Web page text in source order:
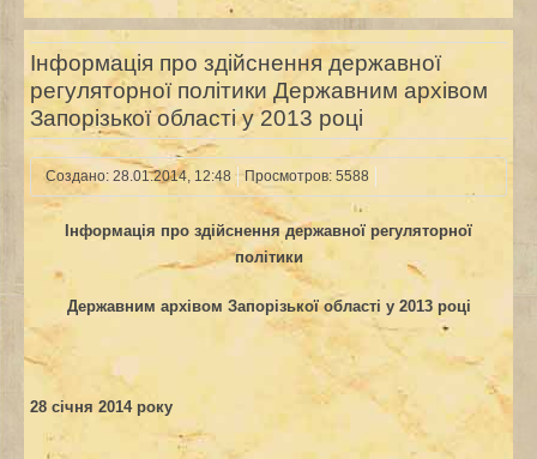
Інформація про здійснення державної
регуляторної політики Державним архівом
Запорізької області у 2013 році
Создано: 28.01.2014, 12:48 Просмотров: 5588
Інформація про здійснення державної регуляторної
політики
Державним архівом Запорізької області у 2013році
28 січня 2014 року